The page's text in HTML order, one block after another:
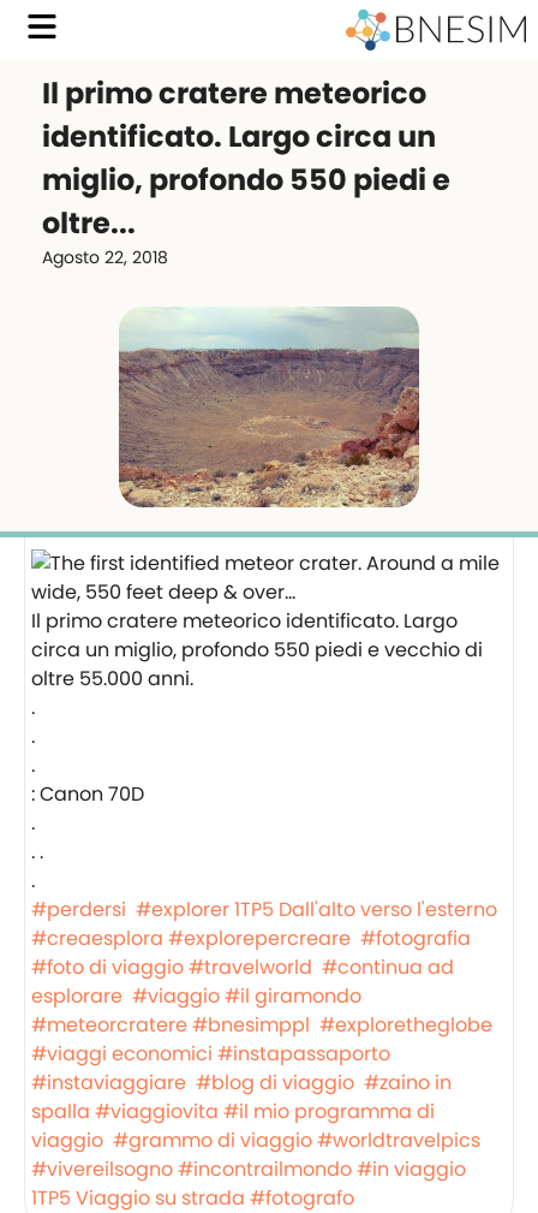
Il primo cratere meteorico
identificato. Largo circa un
miglio, profondo 550 piedi e
oltre...
Agosto 22, 2018
Il primo cratere meteorico identificato. Largo
circa un miglio, profondo 550 piedi e vecchio di
oltre 55.000 anni.
.
.
.
: Canon 70D
.
. .
.
#perdersi #explorer1TP5 Dall'alto verso l'esterno
#creaesplora #explorepercreare #fotografia
#foto di viaggio#travelworld #continua ad
esplorare #viaggio#il giramondo
#meteorcratere#bnesimppl #exploretheglobe
#viaggi economici #instapassaporto
#instaviaggiare #blog di viaggio #zaino in
spalla #viaggiovita #il mio programma di
viaggio #grammo di viaggio#worldtravelpics
#vivereilsogno#incontrailmondo#in viaggio
1TP5 Viaggio su strada #fotografo